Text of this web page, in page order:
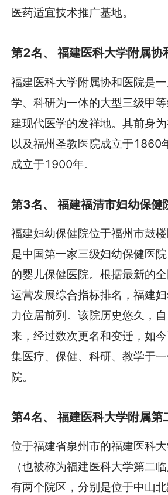
医药适宜技术推广基地。
第2名、 福建医科大学附属协
福建医科大学附属协和医院是
学、科研为一体的大型三级甲
建现代医学的发祥地。其前身为
以及福州圣教医院成立于1860
成立于1900年。
第3名、 福建福清市妇幼保健
福建妇幼保健院位于福州市鼓
是中国第一家三级妇幼保健医
的婴儿保健医院。根据最新的
运营发展综合指标排名，福建
力位居前列。该院历史悠久，
来，经过数次更名和变迁，如
集医疗、保健、科研、教学于
院。
第4名、 福建医科大学附属第
位于福建省泉州市的福建医科
（也被称为福建医科大学第二
有两个院区，分别是位于中山